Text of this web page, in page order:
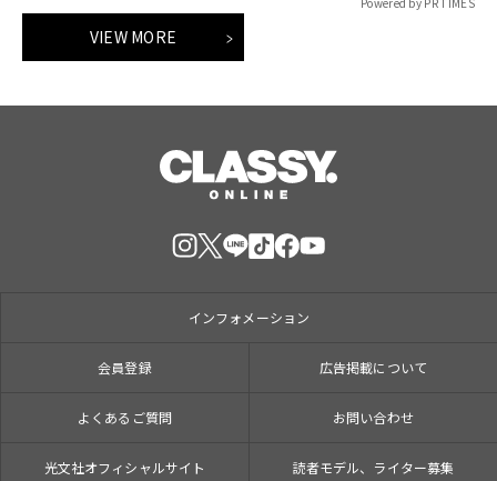
VIEW MORE
インフォメーション
会員登録 広告掲載について
よくあるご質問 お問い合わせ
光文社オフィシャルサイト 読者モデル、ライター募集